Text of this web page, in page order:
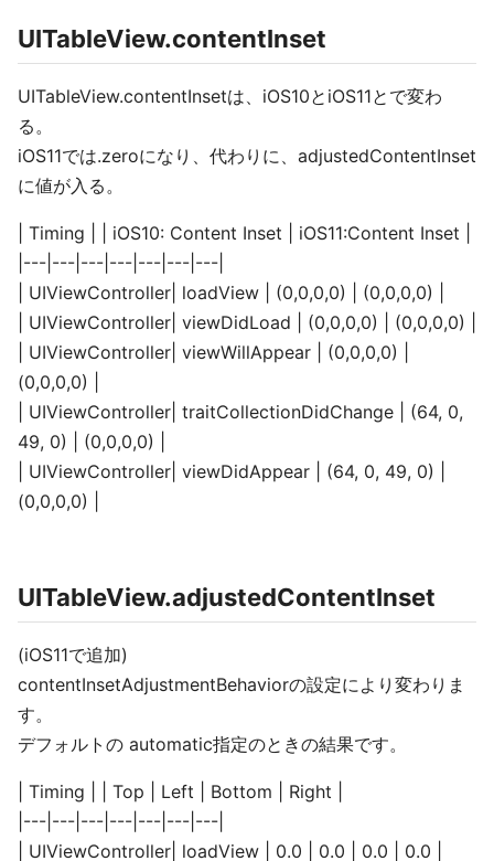
UITableView.contentInset
UITableView.contentInsetは、iOS10とiOS11とで変わ
る。
iOS11では.zeroになり、代わりに、adjustedContentInset
に値が入る。
| Timing | | iOS10: Content Inset | iOS11:Content Inset |
|---|---|---|---|---|---|---|
| UIViewController| loadView | (0,0,0,0) | (0,0,0,0) |
| UIViewController| viewDidLoad | (0,0,0,0) | (0,0,0,0) |
| UIViewController| viewWillAppear | (0,0,0,0) |
(0,0,0,0) |
| UIViewController| traitCollectionDidChange | (64, 0,
49, 0) | (0,0,0,0) |
| UIViewController| viewDidAppear | (64, 0, 49, 0) |
(0,0,0,0) |
UITableView.adjustedContentInset
(iOS11で追加)
contentInsetAdjustmentBehaviorの設定により変わりま
す。
デフォルトの automatic指定のときの結果です。
| Timing | | Top | Left | Bottom | Right |
|---|---|---|---|---|---|---|
| UIViewController| loadView | 0.0 | 0.0 | 0.0 | 0.0 |